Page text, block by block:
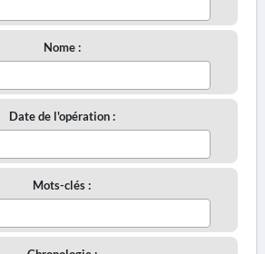
Nome :
Date de l'opération :
Mots-clés :